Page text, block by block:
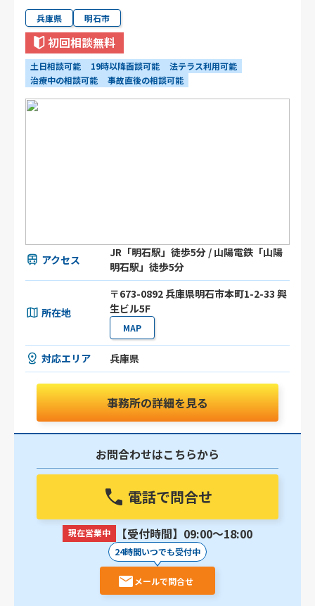
兵庫県 明石市
初回相談無料
土日相談可能 19時以降面談可能
法テラス利用可能
治療中の相談可能
事故直後の相談可能
アクセス
JR「明石駅」徒歩5分 / 山陽電鉄「山陽
明石駅」徒歩5分
所在地
〒673-0892 兵庫県明石市本町1-2-33 興
生ビル5F
MAP
対応エリア 兵庫県
事務所の詳細を見る
お問合わせはこちらから
電話で問合せ
現在営業中 【受付時間】09:00〜18:00
24時間いつでも受付中
メールで問合せ